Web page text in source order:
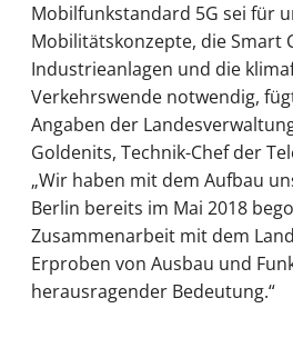
Mobilfunkstandard 5G sei für
Mobilitätskonzepte, die Smart
Industrieanlagen und die
Verkehrswende notwendig,
Angaben der
Goldenits, Technik-Chef der
„Wir haben mit dem Aufbau
Berlin bereits im Mai 2018
Zusammenarbeit mit dem
Erproben von Ausbau und
herausragender Bedeutung.“